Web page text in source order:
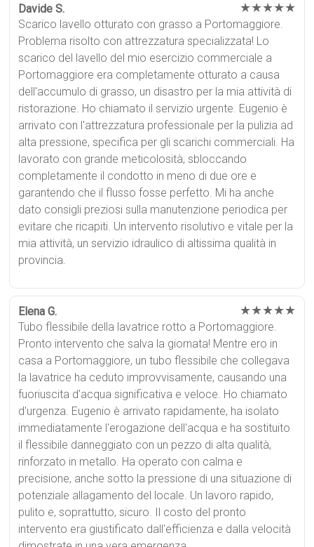
Davide S. ★★★★★
Scarico lavello otturato con grasso a Portomaggiore.
Problema risolto con attrezzatura specializzata! Lo
scarico del lavello del mio esercizio commerciale a
Portomaggiore era completamente otturato a causa
dell'accumulo di grasso, un disastro per la mia attività di
ristorazione. Ho chiamato il servizio urgente. Eugenio è
arrivato con l'attrezzatura professionale per la pulizia ad
alta pressione, specifica per gli scarichi commerciali. Ha
lavorato con grande meticolosità, sbloccando
completamente il condotto in meno di due ore e
garantendo che il flusso fosse perfetto. Mi ha anche
dato consigli preziosi sulla manutenzione periodica per
evitare che ricapiti. Un intervento risolutivo e vitale per la
mia attività, un servizio idraulico di altissima qualità in
provincia.
Elena G. ★★★★★
Tubo flessibile della lavatrice rotto a Portomaggiore.
Pronto intervento che salva la giornata! Mentre ero in
casa a Portomaggiore, un tubo flessibile che collegava
la lavatrice ha ceduto improvvisamente, causando una
fuoriuscita d'acqua significativa e veloce. Ho chiamato
d'urgenza. Eugenio è arrivato rapidamente, ha isolato
immediatamente l'erogazione dell'acqua e ha sostituito
il flessibile danneggiato con un pezzo di alta qualità,
rinforzato in metallo. Ha operato con calma e
precisione, anche sotto la pressione di una situazione di
potenziale allagamento del locale. Un lavoro rapido,
pulito e, soprattutto, sicuro. Il costo del pronto
intervento era giustificato dall'efficienza e dalla velocità